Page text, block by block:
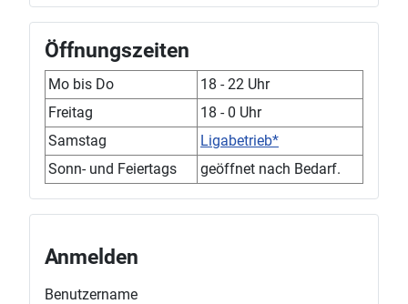
Öffnungszeiten
Mo bis Do
18 - 22 Uhr
Freitag
18 - 0 Uhr
Samstag
Ligabetrieb*
Sonn- und Feiertags
geöffnet nach Bedarf.
Anmelden
Benutzername